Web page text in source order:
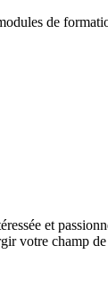
de
et
votre champ